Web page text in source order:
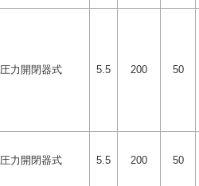
圧力開閉器式 5.5 200 50
圧力開閉器式 5.5 200 50